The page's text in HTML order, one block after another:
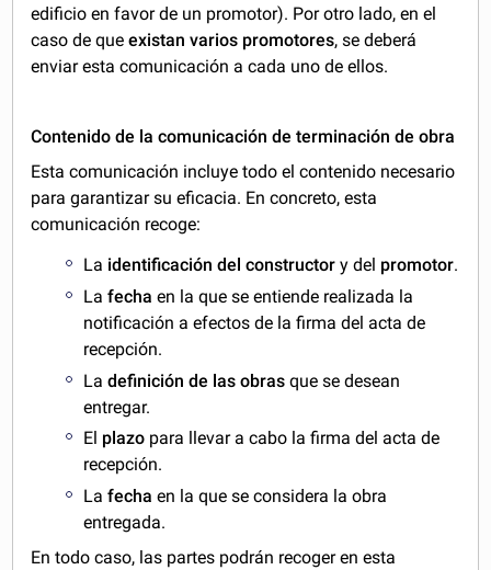
edificio en favor de un promotor). Por otro lado, en el
caso de queexistan varios promotores, se deberá
enviar esta comunicación a cada uno de ellos.
Contenido de la comunicación de terminación de obra
Esta comunicación incluye todo el contenido necesario
para garantizar su eficacia. En concreto, esta
comunicación recoge:
La identificación del constructor y del promotor.
La fecha en la que se entiende realizada la
notificación a efectos de la firma del acta de
recepción.
La definición de las obrasque se desean
entregar.
El plazo para llevar a cabo la firma del acta de
recepción.
La fechaen la que se considera la obra
entregada.
En todo caso, las partes podrán recoger en esta